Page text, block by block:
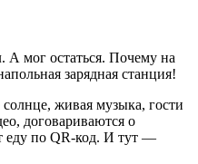
А мог остаться. Почему на
зарядная станция!
живая музыка, гости
договариваются о
еду по QR-код. И тут —